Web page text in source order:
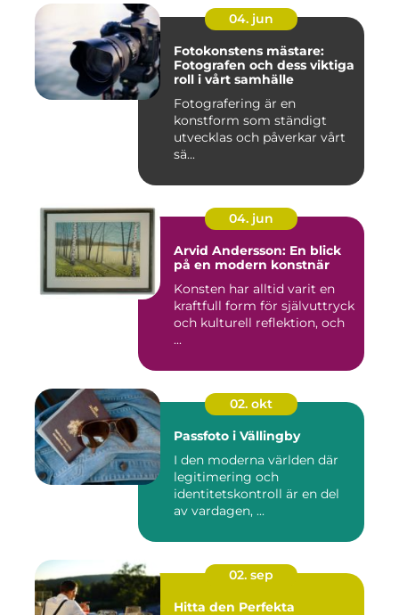
04. jun
Fotokonstens mästare:
Fotografen och dess viktiga
roll i vårt samhälle
Fotografering är en
konstform som ständigt
utvecklas och påverkar vårt
sä...
04. jun
Arvid Andersson: En blick
på en modern konstnär
Konsten har alltid varit en
kraftfull form för självuttryck
och kulturell reflektion, och
...
02. okt
Passfoto i Vällingby
I den moderna världen där
legitimering och
identitetskontroll är en del
av vardagen, ...
02. sep
Hitta den Perfekta